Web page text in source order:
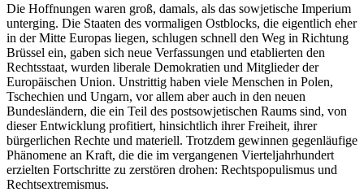
Die Hoffnungen waren groß, damals, als das sowjetische Imperium
unterging. Die Staaten des vormaligen Ostblocks, die eigentlich eher
in der Mitte Europas liegen, schlugen schnell den Weg in Richtung
Brüssel ein, gaben sich neue Verfassungen und etablierten den
Rechtsstaat, wurden liberale Demokratien und Mitglieder der
Europäischen Union. Unstrittig haben viele Menschen in Polen,
Tschechien und Ungarn, vor allem aber auch in den neuen
Bundesländern, die ein Teil des postsowjetischen Raums sind, von
dieser Entwicklung profitiert, hinsichtlich ihrer Freiheit, ihrer
bürgerlichen Rechte und materiell. Trotzdem gewinnen gegenläufige
Phänomene an Kraft, die die im vergangenen Vierteljahrhundert
erzielten Fortschritte zu zerstören drohen: Rechtspopulismus und
Rechtsextremismus.